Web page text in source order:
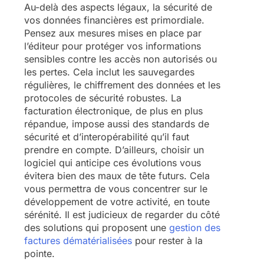
Au-delà des aspects légaux, la sécurité de
vos données financières est primordiale.
Pensez aux mesures mises en place par
l’éditeur pour protéger vos informations
sensibles contre les accès non autorisés ou
les pertes. Cela inclut les sauvegardes
régulières, le chiffrement des données et les
protocoles de sécurité robustes. La
facturation électronique, de plus en plus
répandue, impose aussi des standards de
sécurité et d’interopérabilité qu’il faut
prendre en compte. D’ailleurs, choisir un
logiciel qui anticipe ces évolutions vous
évitera bien des maux de tête futurs. Cela
vous permettra de vous concentrer sur le
développement de votre activité, en toute
sérénité. Il est judicieux de regarder du côté
des solutions qui proposent une gestion des
factures dématérialiséespour rester à la
pointe.